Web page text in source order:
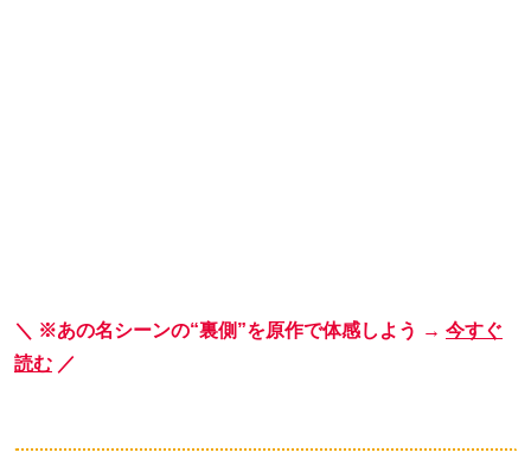
＼ ※あの名シーンの“裏側”を原作で体感しよう → 今すぐ
読む ／